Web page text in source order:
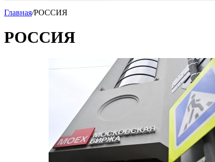
Главная/РОССИЯ
РОССИЯ